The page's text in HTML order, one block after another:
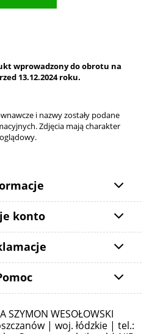
wprowadzony do obrotu na
13.12.2024 roku.
i nazwy zostały podane
Zdjęcia mają charakter
konto
SZYMON WESOŁOWSKI
| woj. łódzkie | tel.: